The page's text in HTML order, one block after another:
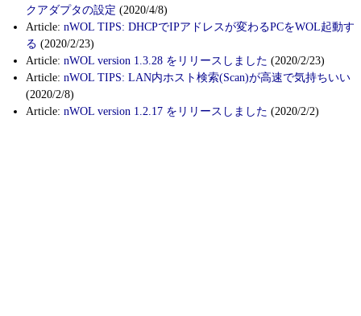
クアダプタの設定 (2020/4/8)
Article: nWOL TIPS: DHCPでIPアドレスが変わるPCをWOL起動す
る (2020/2/23)
Article: nWOL version 1.3.28 をリリースしました (2020/2/23)
Article: nWOL TIPS: LAN内ホスト検索(Scan)が高速で気持ちいい
(2020/2/8)
Article: nWOL version 1.2.17 をリリースしました (2020/2/2)